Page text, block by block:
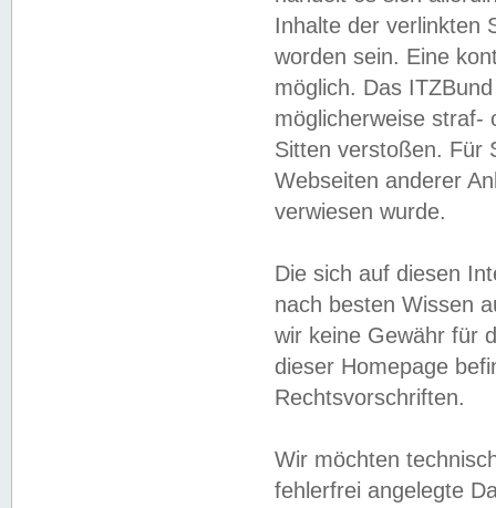
Inhalte der verlinkten
worden sein. Eine
möglich. Das
möglicherweise straf-
Sitten verstoßen. Für
Webseiten anderer
verwiesen wurde.
Die sich auf diesen
nach besten Wissen
wir keine Gewähr für
dieser Homepage
Rechtsvorschriften.
Wir möchten
fehlerfrei angelegte